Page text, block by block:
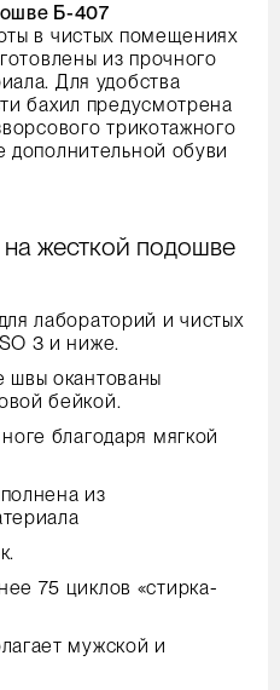
Б-407
в чистых помещениях
из прочного
Для удобства
бахил предусмотрена
трикотажного
дополнительной обуви
жесткой подошве
лабораторий и чистых
3 и ниже.
швы окантованы
бейкой.
благодаря мягкой
из
75 циклов «стирка-
мужской и